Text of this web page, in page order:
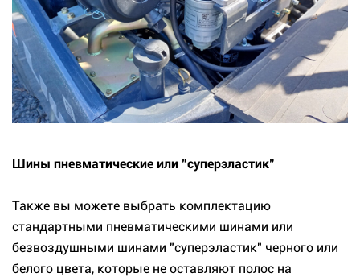
Шины пневматические или "суперэластик"
Также вы можете выбрать комплектацию
стандартными пневматическими шинами или
безвоздушными шинами "суперэластик" черного или
белого цвета, которые не оставляют полос на